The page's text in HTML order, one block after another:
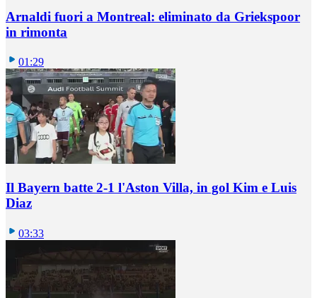
Arnaldi fuori a Montreal: eliminato da Griekspoor
in rimonta
01:29
Il Bayern batte 2-1 l'Aston Villa, in gol Kim e Luis
Diaz
03:33